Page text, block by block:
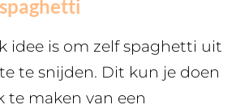
idee is om zelf spaghetti uit
te snijden. Dit kun je doen
te maken van een